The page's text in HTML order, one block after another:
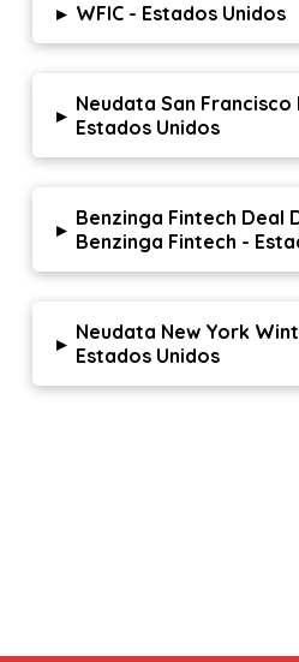
▸ WFIC - Estados Unidos
▸ Neudata San
Estados Unidos
▸ Benzinga Fintech Deal
Benzinga Fintech -
▸ Neudata New York
Estados Unidos